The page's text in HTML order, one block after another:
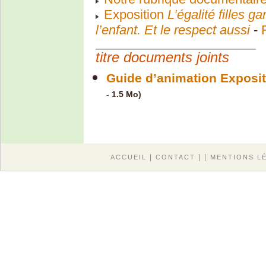
Exposition L’égalité filles
l’enfant. Et le respect aussi -
titre documents joints
Guide d’animation
- 1.5 Mo)
ACCUEIL CONTACT MENTIONS